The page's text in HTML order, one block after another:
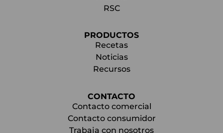
RSC
PRODUCTOS
Recetas
Noticias
Recursos
CONTACTO
Contacto comercial
Contacto consumidor
Trabaja con nosotros